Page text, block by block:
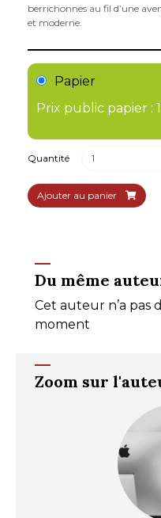
berrichonnes au fil d’une
et moderne.
Papier
Prix public papier :
Quantité
Ajouter au panier
Du même
Cet auteur n’a pas
moment
Zoom sur